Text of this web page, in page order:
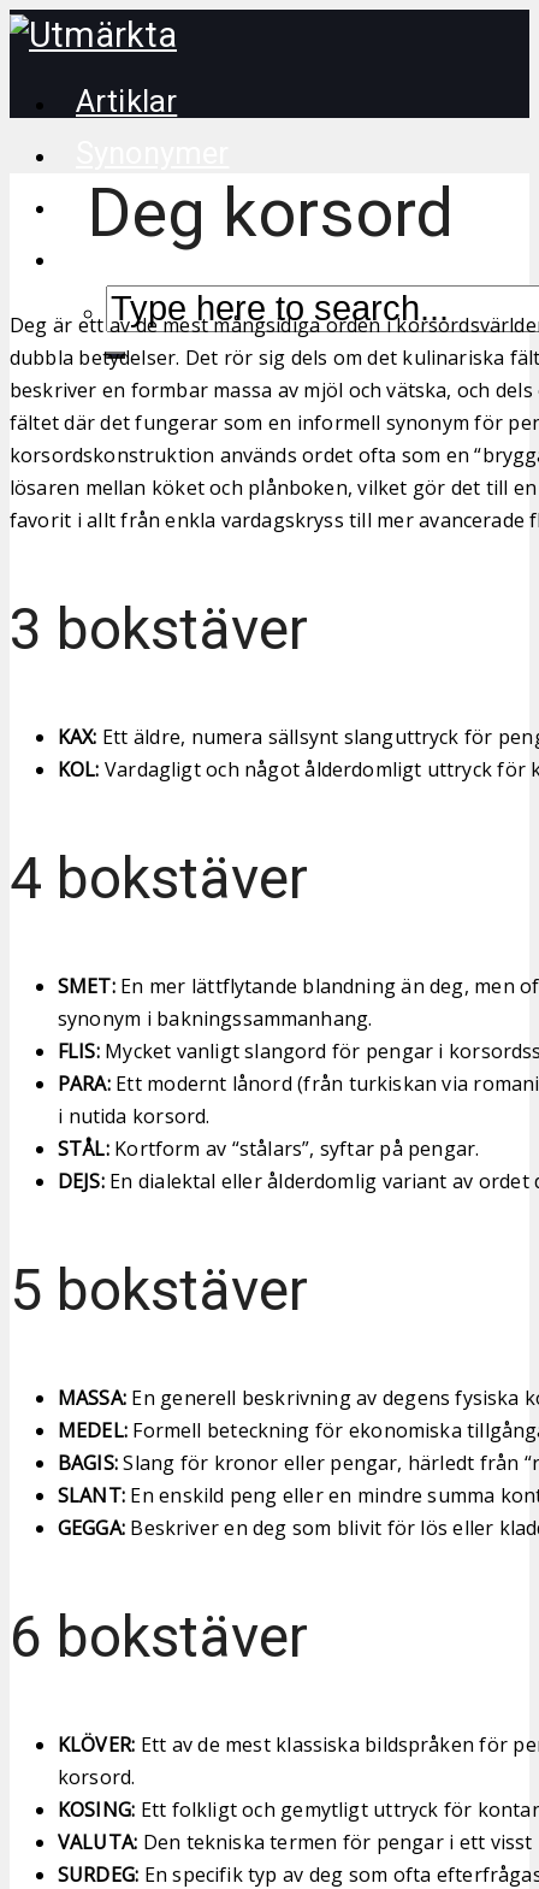
Artiklar
Korsordstips
Deg korsord
Deg är ett av de mest mångsidiga orden i
dubbla betydelser. Det rör sig dels om det kulinariska
beskriver en formbar massa av mjöl och vätska, och
fältet där det fungerar som en informell synonym för
korsordskonstruktion används ordet ofta som en
lösaren mellan köket och plånboken, vilket gör det till
favorit i allt från enkla vardagskryss till mer avancerade
3 bokstäver
KAX: Ett äldre, numera sällsynt slanguttryck för
KOL: Vardagligt och något ålderdomligt uttryck för
4 bokstäver
SMET:En mer lättflytande blandning än deg, men
synonym i bakningssammanhang.
FLIS:Mycket vanligt slangord för pengar i
PARA:Ett modernt lånord (från turkiskan via
i nutida korsord.
STÅL:Kortform av “stålars”, syftar på pengar.
DEJS:En dialektal eller ålderdomlig variant av ordet
5 bokstäver
MASSA:En generell beskrivning av degens fysiska
MEDEL:Formell beteckning för ekonomiska
BAGIS:Slang för kronor eller pengar, härledt från
SLANT:En enskild peng eller en mindre summa
GEGGA:Beskriver en deg som blivit för lös eller
6 bokstäver
KLÖVER: Ett av de mest klassiska bildspråken för
korsord.
KOSING: Ett folkligt och gemytligt uttryck för
VALUTA: Den tekniska termen för pengar i ett visst
SURDEG: En specifik typ av deg som ofta